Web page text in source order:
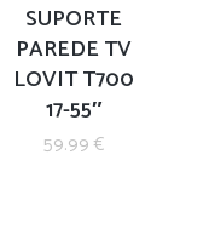
SUPORTE
PAREDE TV
LOVIT T700
17-55″
59.99€